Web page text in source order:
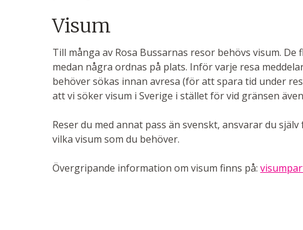
Visum
Till många av Rosa Bussarnas resor behövs visum. De
medan några ordnas på plats. Inför varje resa
behöver sökas innan avresa (för att spara tid under
att vi söker visum i Sverige i stället för vid gränsen
Reser du med annat pass än svenskt, ansvarar du
vilka visum som du behöver.
Övergripande information om visum finns på: